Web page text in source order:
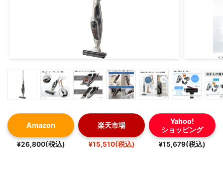
Amazon
¥26,800(税込)
楽天市場
¥15,510(税込)
Yahoo!
ショッピング
¥15,679(税込)